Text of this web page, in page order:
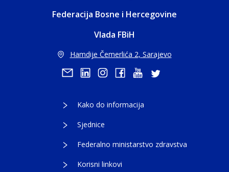
Federacija Bosne i Hercegovine
Vlada FBiH
Hamdije Čemerlića 2, Sarajevo
Kako do informacija
Sjednice
Federalno ministarstvo zdravstva
Korisni linkovi